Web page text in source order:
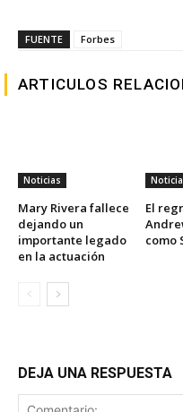
FUENTE Forbes
ARTICULOS
Noticias
Mary Rivera fallece
dejando un
importante legado
en la actuación
El
como
DEJA UNA RESPUESTA